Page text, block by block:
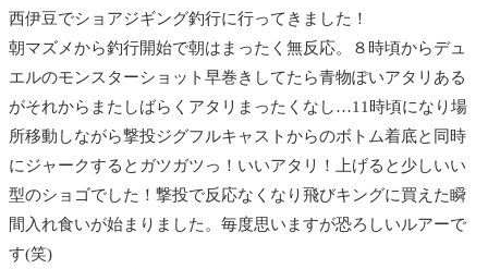
西伊豆でショアジギング釣行に行ってきました！
朝マズメから釣行開始で朝はまったく無反応。８時頃からデュ
エルのモンスターショット早巻きしてたら青物ぽいアタリある
がそれからまたしばらくアタリまったくなし…11時頃になり場
所移動しながら撃投ジグフルキャストからのボトム着底と同時
にジャークするとガツガツっ！いいアタリ！上げると少しいい
型のショゴでした！撃投で反応なくなり飛びキングに買えた瞬
間入れ食いが始まりました。毎度思いますが恐ろしいルアーで
す(笑)